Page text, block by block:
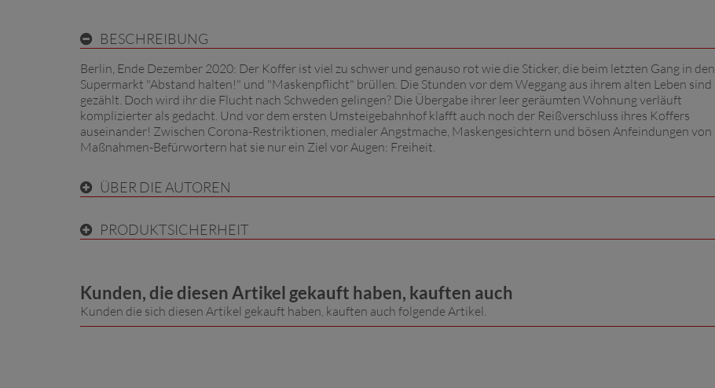
BESCHREIBUNG
Berlin, Ende Dezember 2020: Der Koffer ist viel zu schwer und genauso rot wie die Sticker, die beim letzten Gang in den
Supermarkt "Abstand halten!" und "Maskenpflicht" brüllen. Die Stunden vor dem Weggang aus ihrem alten Leben sind
gezählt. Doch wird ihr die Flucht nach Schweden gelingen? Die Übergabe ihrer leer geräumten Wohnung verläuft
komplizierter als gedacht. Und vor dem ersten Umsteigebahnhof klafft auch noch der Reißverschluss ihres Koffers
auseinander! Zwischen Corona-Restriktionen, medialer Angstmache, Maskengesichtern und bösen Anfeindungen von
Maßnahmen-Befürwortern hat sie nur ein Ziel vor Augen: Freiheit.
ÜBER DIE AUTOREN
PRODUKTSICHERHEIT
Kunden, die diesen Artikel gekauft haben, kauften auch
Kunden die sich diesen Artikel gekauft haben, kauften auch folgende Artikel.